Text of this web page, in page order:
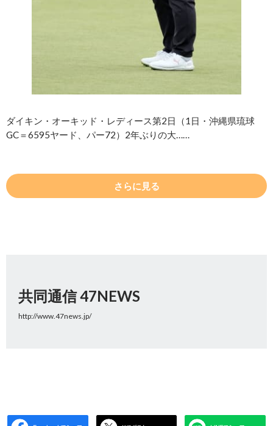
ダイキン・オーキッド・レディース第2日（1日・沖縄県琉球
GC＝6595ヤード、パー72）2年ぶりの大……
さらに見る
共同通信 47NEWS
http://www.47news.jp/